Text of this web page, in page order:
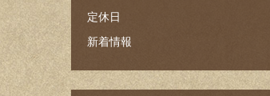
定休日
新着情報